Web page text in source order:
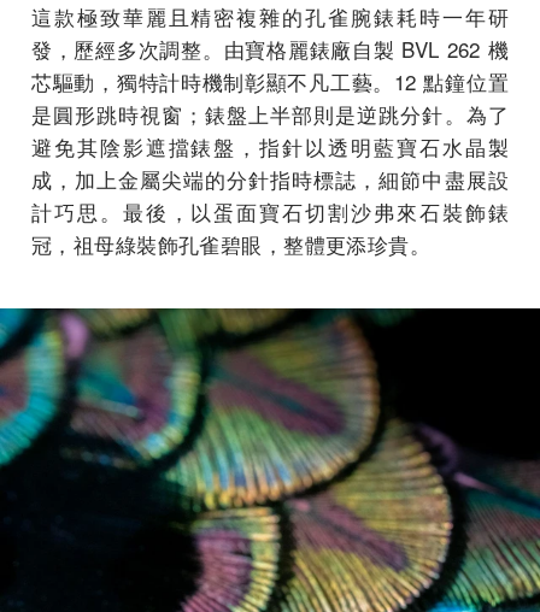
這款極致華麗且精密複雜的孔雀腕錶耗時一年研
發，歷經多次調整。由寶格麗錶廠自製 BVL 262 機
芯驅動，獨特計時機制彰顯不凡工藝。12 點鐘位置
是圓形跳時視窗；錶盤上半部則是逆跳分針。為了
避免其陰影遮擋錶盤，指針以透明藍寶石水晶製
成，加上金屬尖端的分針指時標誌，細節中盡展設
計巧思。最後，以蛋面寶石切割沙弗來石裝飾錶
冠，祖母綠裝飾孔雀碧眼，整體更添珍貴。